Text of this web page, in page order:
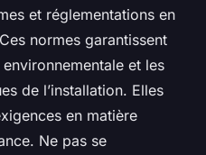
et réglementations en
normes garantissent
et les
de l’installation. Elles
en matière
Ne pas se